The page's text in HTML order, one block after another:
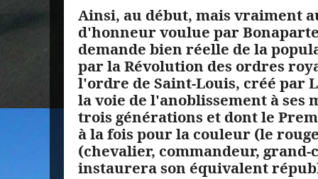
Ainsi, au début, mais vraiment
d'honneur voulue par
demande bien réelle de la
par la Révolution des ordres
l'ordre de Saint-Louis, créé par
la voie de l'anoblissement à ses
trois générations et dont le
à la fois pour la couleur (le
(chevalier, commandeur,
instaurera son équivalent